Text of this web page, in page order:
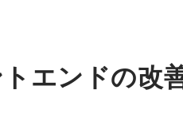
エンドの改